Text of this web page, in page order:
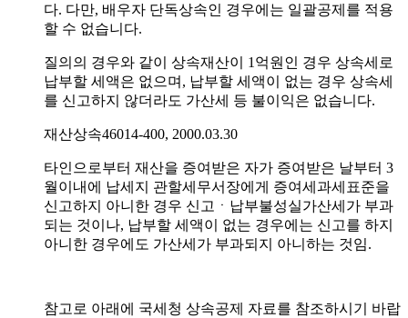
다. 다만, 배우자 단독상속인 경우에는 일괄공제를 적용
할 수 없습니다.
질의의 경우와 같이 상속재산이 1억원인 경우 상속세로
납부할 세액은 없으며, 납부할 세액이 없는 경우 상속세
를 신고하지 않더라도 가산세 등 불이익은 없습니다.
재산상속46014-400, 2000.03.30
타인으로부터 재산을 증여받은 자가 증여받은 날부터 3
월이내에 납세지 관할세무서장에게 증여세과세표준을
신고하지 아니한 경우 신고ㆍ납부불성실가산세가 부과
되는 것이나, 납부할 세액이 없는 경우에는 신고를 하지
아니한 경우에도 가산세가 부과되지 아니하는 것임.
참고로 아래에 국세청 상속공제 자료를 참조하시기 바랍